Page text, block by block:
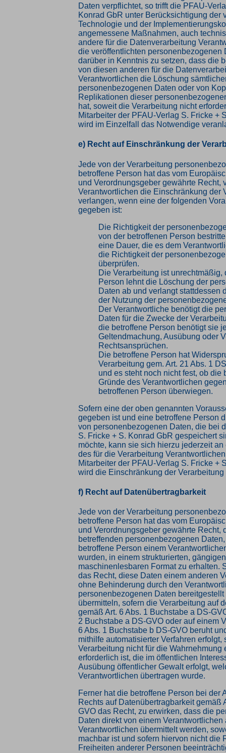
Daten verpflichtet, so trifft die PFAU-
Konrad GbR unter Berücksichtigung der
Technologie und der
angemessene Maßnahmen, auch
andere für die Datenverarbeitung
die veröffentlichten personenbezogenen
darüber in Kenntnis zu setzen, dass die
von diesen anderen für die
Verantwortlichen die Löschung
personenbezogenen Daten oder von
Replikationen dieser
hat, soweit die Verarbeitung nicht
Mitarbeiter der PFAU-Verlag S. Fricke +
wird im Einzelfall das Notwendige
e) Recht auf Einschränkung der
Jede von der Verarbeitung
betroffene Person hat das vom
und Verordnungsgeber gewährte Recht,
Verantwortlichen die Einschränkung der
verlangen, wenn eine der folgenden
gegeben ist:
Die Richtigkeit der
von der betroffenen Person
eine Dauer, die es dem
die Richtigkeit der
überprüfen.
Die Verarbeitung ist unrechtmäßig,
Person lehnt die Löschung der
Daten ab und verlangt stattdessen
der Nutzung der
Der Verantwortliche benötigt die
Daten für die Zwecke der
die betroffene Person benötigt sie
Geltendmachung, Ausübung oder
Rechtsansprüchen.
Die betroffene Person hat
Verarbeitung gem. Art. 21 Abs. 1
und es steht noch nicht fest, ob die
Gründe des Verantwortlichen
betroffenen Person überwiegen.
Sofern eine der oben genannten
gegeben ist und eine betroffene Person
von personenbezogenen Daten, die bei
S. Fricke + S. Konrad GbR gespeichert
möchte, kann sie sich hierzu jederzeit
des für die Verarbeitung
Mitarbeiter der PFAU-Verlag S. Fricke +
wird die Einschränkung der
f) Recht auf Datenübertragbarkeit
Jede von der Verarbeitung
betroffene Person hat das vom
und Verordnungsgeber gewährte Recht,
betreffenden personenbezogenen
betroffene Person einem
wurden, in einem strukturierten,
maschinenlesbaren Format zu erhalten.
das Recht, diese Daten einem anderen
ohne Behinderung durch den
personenbezogenen Daten bereitgestellt
übermitteln, sofern die Verarbeitung auf
gemäß Art. 6 Abs. 1 Buchstabe a DS-
2 Buchstabe a DS-GVO oder auf einem
6 Abs. 1 Buchstabe b DS-GVO beruht
mithilfe automatisierter Verfahren erfolgt,
Verarbeitung nicht für die Wahrnehmung
erforderlich ist, die im öffentlichen
Ausübung öffentlicher Gewalt erfolgt,
Verantwortlichen übertragen wurde.
Ferner hat die betroffene Person bei der
Rechts auf Datenübertragbarkeit gemäß
GVO das Recht, zu erwirken, dass die
Daten direkt von einem
Verantwortlichen übermittelt werden,
machbar ist und sofern hiervon nicht die
Freiheiten anderer Personen